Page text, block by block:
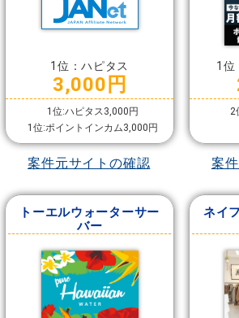
1位：ハピタス
3,000円
1位:ハピタス3,000円
1位:ポイントインカム3,000円
案件元サイトの確認
1位
2
案
トーエルウォーターサー
バー
ネイ